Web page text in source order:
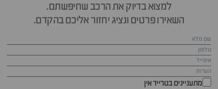
למצוא בדיוק את הרכב שחיפשתם.
השאירו פרטים ונציג יחזור אליכם בהקדם.
מתעניינים בטרייד אין